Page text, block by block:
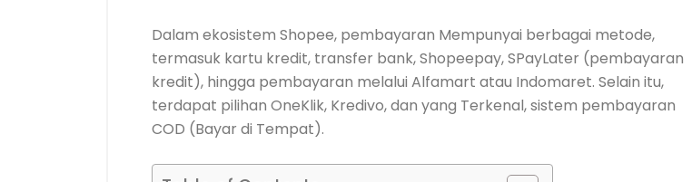
Dalam ekosistem Shopee, pembayaran Mempunyai berbagai metode,
termasuk kartu kredit, transfer bank, Shopeepay, SPayLater (pembayaran
kredit), hingga pembayaran melalui Alfamart atau Indomaret. Selain itu,
terdapat pilihan OneKlik, Kredivo, dan yang Terkenal, sistem pembayaran
COD (Bayar di Tempat).